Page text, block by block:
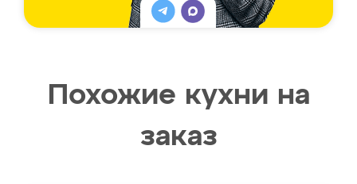
Похожие кухни на
заказ